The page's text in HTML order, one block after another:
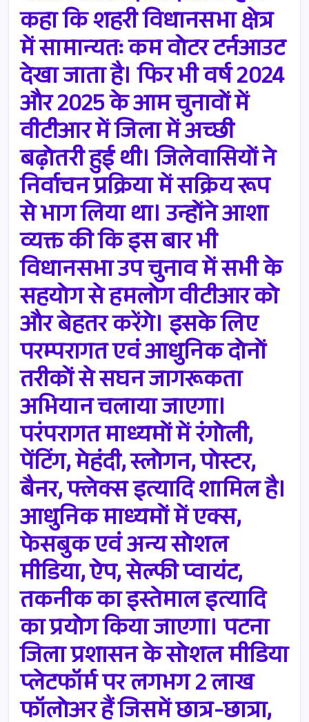
कहा कि शहरी विधानसभा क्षेत्र
में सामान्यतः कम वोटर टर्नआउट
देखा जाता है। फिर भी वर्ष 2024
और 2025 के आम चुनावों में
वीटीआर में जिला में अच्छी
बढ़ोतरी हुई थी। जिलेवासियों ने
निर्वाचन प्रक्रिया में सक्रिय रूप
से भाग लिया था। उन्होंने आशा
व्यक्त की कि इस बार भी
विधानसभा उप चुनाव में सभी के
सहयोग से हमलोग वीटीआर को
और बेहतर करेंगे। इसके लिए
परम्परागत एवं आधुनिक दोनों
तरीकों से सघन जागरूकता
अभियान चलाया जाएगा।
परंपरागत माध्यमों में रंगोली,
पेंटिंग, मेहंदी, स्लोगन, पोस्टर,
बैनर, फ्लेक्स इत्यादि शामिल है।
आधुनिक माध्यमों में एक्स,
फेसबुक एवं अन्य सोशल
मीडिया, ऐप, सेल्फी प्वायंट,
तकनीक का इस्तेमाल इत्यादि
का प्रयोग किया जाएगा। पटना
जिला प्रशासन के सोशल मीडिया
प्लेटफॉर्म पर लगभग 2 लाख
फॉलोअर हैं जिसमें छात्र-छात्रा,